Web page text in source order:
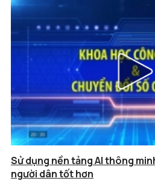
Sử dụng nền tảng AI thông
người dân tốt hơn